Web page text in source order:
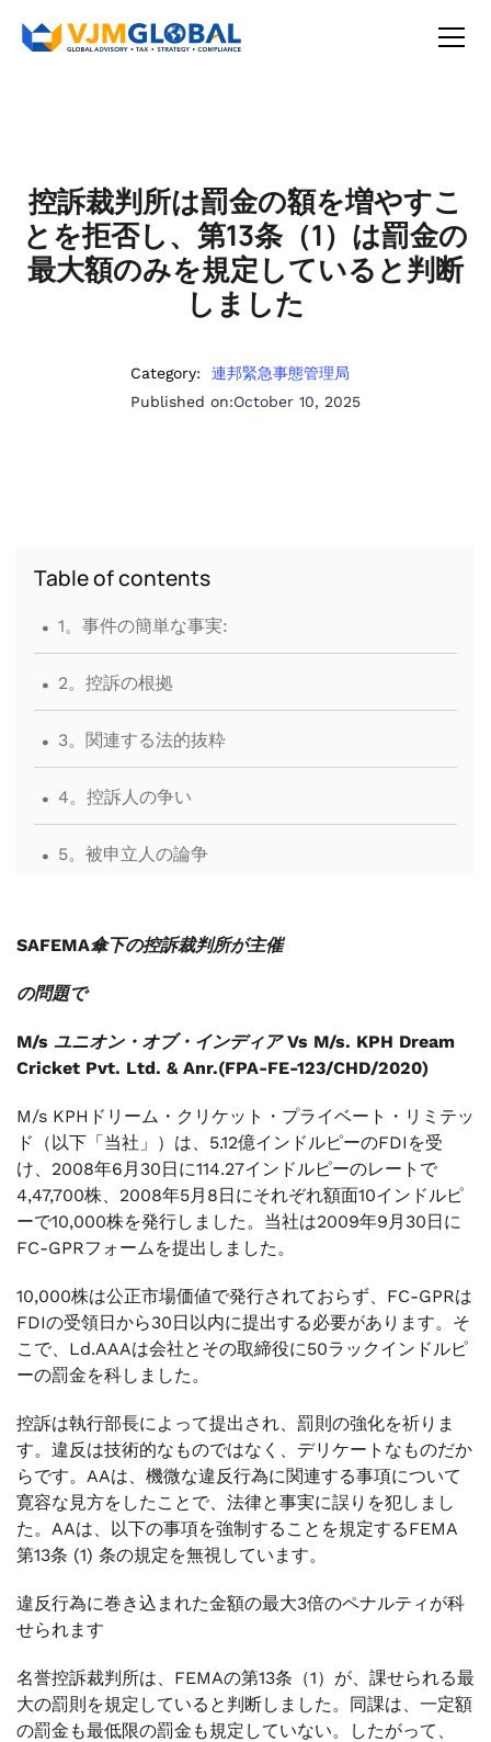
控訴裁判所は罰金の額を増やすこ
とを拒否し、第13条（1）は罰金の
最大額のみを規定していると判断
しました
Category:
連邦緊急事態管理局
Published on:October 10, 2025
Table of contents
. 1。事件の簡単な事実:
. 2。控訴の根拠
. 3。関連する法的抜粋
. 4。控訴人の争い
. 5。被申立人の論争
.
SAFEMA傘下の控訴裁判所が主催
の問題で
M/s ユニオン・オブ・インディア Vs M/s. KPH Dream
Cricket Pvt. Ltd. & Anr.(FPA-FE-123/CHD/2020)
M/s KPHドリーム・クリケット・プライベート・リミテッ
ド（以下「当社」）は、5.12億インドルピーのFDIを受
け、2008年6月30日に114.27インドルピーのレートで
4,47,700株、2008年5月8日にそれぞれ額面10インドルピ
ーで10,000株を発行しました。当社は2009年9月30日に
FC-GPRフォームを提出しました。
10,000株は公正市場価値で発行されておらず、FC-GPRは
FDIの受領日から30日以内に提出する必要があります。そ
こで、Ld.AAAは会社とその取締役に50ラックインドルピ
ーの罰金を科しました。
控訴は執行部長によって提出され、罰則の強化を祈りま
す。違反は技術的なものではなく、デリケートなものだか
らです。AAは、機微な違反行為に関連する事項について
寛容な見方をしたことで、法律と事実に誤りを犯しまし
た。AAは、以下の事項を強制することを規定するFEMA
第13条 (1) 条の規定を無視しています。
違反行為に巻き込まれた金額の最大3倍のペナルティが科
せられます
名誉控訴裁判所は、FEMAの第13条（1）が、課せられる最
大の罰則を規定していると判断しました。同課は、一定額
の罰金も最低限の罰金も規定していない。したがって、